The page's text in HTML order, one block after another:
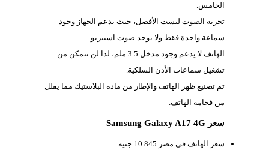
الخامس.
تجربة الصوت ليست الأفضل، حيث يدعم الجهاز وجود
سماعة واحدة فقط ولا يوجد صوت استيريو.
الهاتف لا يدعم وجود مدخل
3.5 ملم، لذا لن تتمكن من
تشغيل سماعات الأذن السلكية.
تم تصنيع ظهر الهاتف والإطار من مادة البلاستيك مما يقلل
من فخامة الهاتف.
سعر Samsung Galaxy A17 4G
سعر الهاتف في مصر 10.845 جنيه.